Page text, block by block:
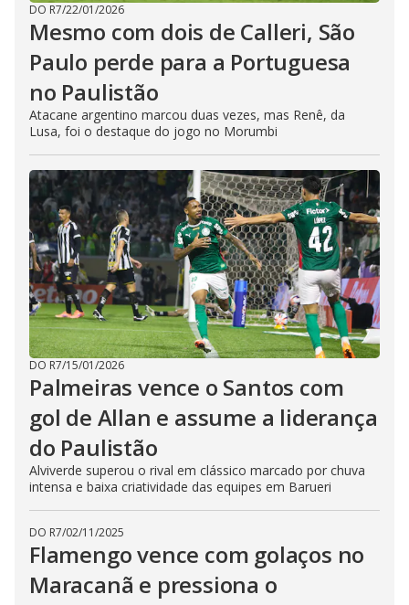
DO R7/22/01/2026
Mesmo com dois de Calleri, São
Paulo perde para a Portuguesa
no Paulistão
Atacane argentino marcou duas vezes, mas Renê, da
Lusa, foi o destaque do jogo no Morumbi
DO R7/15/01/2026
Palmeiras vence o Santos com
gol de Allan e assume a liderança
do Paulistão
Alviverde superou o rival em clássico marcado por chuva
intensa e baixa criatividade das equipes em Barueri
DO R7/02/11/2025
Flamengo vence com golaços no
Maracanã e pressiona o